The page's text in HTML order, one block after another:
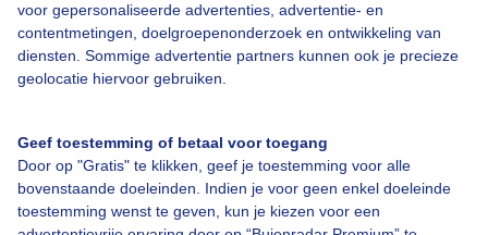
voor gepersonaliseerde advertenties, advertentie- en
contentmetingen, doelgroepenonderzoek en ontwikkeling van
diensten. Sommige advertentie partners kunnen ook je precieze
geolocatie hiervoor gebruiken.
Geef toestemming of betaal voor toegang
Door op "Gratis" te klikken, geef je toestemming voor alle
bovenstaande doeleinden. Indien je voor geen enkel doeleinde
toestemming wenst te geven, kun je kiezen voor een
Over Buienradar
Bedrijfsgegevens
Contact
Toegankelijkheid
Gebruikersvoorwaarden